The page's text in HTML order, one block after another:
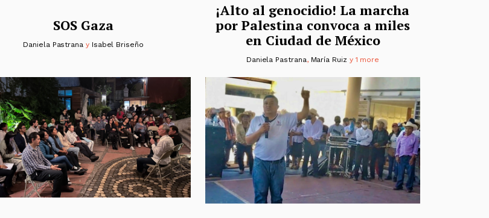
SOS Gaza
Daniela Pastrana y Isabel Briseño
¡Alto al genocidio! La marcha
por Palestina convoca a miles
en Ciudad de México
Daniela Pastrana, María Ruiz y 1 more